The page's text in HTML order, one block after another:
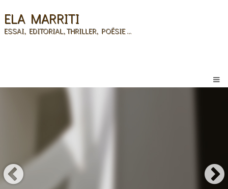
ELA MARRITI
ESSAI, EDITORIAL, THRILLER, POÉSIE ...